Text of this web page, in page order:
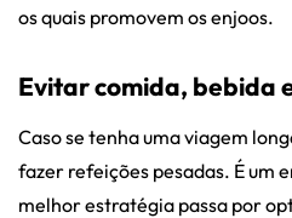
os quais promovem os enjoos.
Evitar comida, bebida
Caso se tenha uma viagem
fazer refeições pesadas. É um
melhor estratégia passa por